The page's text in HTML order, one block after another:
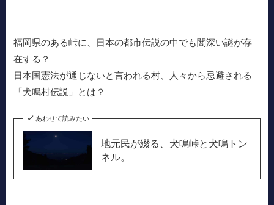
福岡県のある峠に、日本の都市伝説の中でも闇深い謎が存
在する？
日本国憲法が通じないと言われる村、人々から忌避される
「犬鳴村伝説」とは？
あわせて読みたい
地元民が綴る、犬鳴峠と犬鳴トン
ネル。